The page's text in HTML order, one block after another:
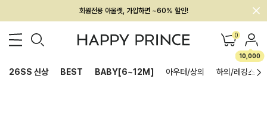
회원전용 아울렛, 가입하면 ~60% 할인!
멤버십 최대 28,000원 혜택 0
10,000
26SS 신상 BEST BABY[6~12M] 아우터/상의 하의/레깅스